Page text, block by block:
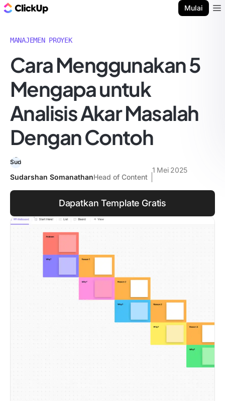
Mulai
MANAJEMEN PROYEK
Cara Menggunakan 5
Mengapa untuk
Analisis Akar Masalah
Dengan Contoh
Sudarshan SomanathanHead of Content
1 Mei 2025
Dapatkan Template Gratis